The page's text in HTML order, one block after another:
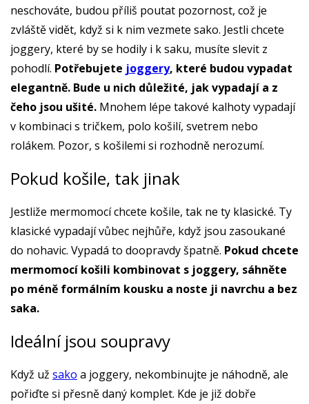
neschováte, budou příliš poutat pozornost, což je
zvláště vidět, když si k nim vezmete sako. Jestli chcete
joggery, které by se hodily i k saku, musíte slevit z
pohodlí. Potřebujete joggery, které budou vypadat
elegantně. Bude u nich důležité, jak vypadají a z
čeho jsou ušité. Mnohem lépe takové kalhoty vypadají
v kombinaci s tričkem, polo košilí, svetrem nebo
rolákem. Pozor, s košilemi si rozhodně nerozumí.
Pokud košile, tak jinak
Jestliže mermomocí chcete košile, tak ne ty klasické. Ty
klasické vypadají vůbec nejhůře, když jsou zasoukané
do nohavic. Vypadá to doopravdy špatně. Pokud chcete
mermomocí košili kombinovat s joggery, sáhněte
po méně formálním kousku a noste ji navrchu a bez
saka.
Ideální jsou soupravy
Když už sako a joggery, nekombinujte je náhodně, ale
pořiďte si přesně daný komplet. Kde je již dobře